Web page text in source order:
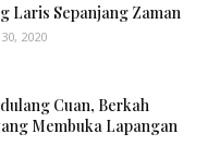
Laris Sepanjang Zaman
2020
Cuan, Berkah
Membuka Lapangan